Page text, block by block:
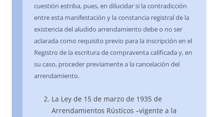
cuestión estriba, pues, en dilucidar si la contradicción
entre esta manifestación y la constancia registral de la
existencia del aludido arrendamiento debe o no ser
aclarada como requisito previo para la inscripción en el
Registro de la escritura de compraventa calificada y, en
su caso, proceder previamente a la cancelación del
arrendamiento.
La Ley de 15 de marzo de 1935 de
Arrendamientos Rústicos –vigente a la